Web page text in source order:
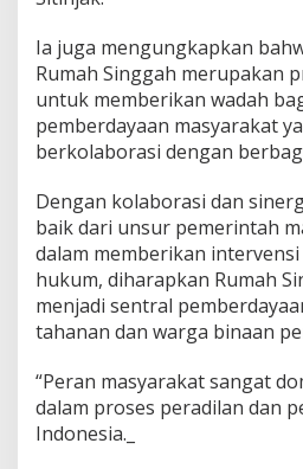
Ia juga mengungkapkan
Rumah Singgah merupakan
untuk memberikan wadah
pemberdayaan masyarakat
berkolaborasi dengan
Dengan kolaborasi dan
baik dari unsur pemerintah
dalam memberikan
hukum, diharapkan Rumah
menjadi sentral
tahanan dan warga binaan
“Peran masyarakat sangat
dalam proses peradilan dan
Indonesia._